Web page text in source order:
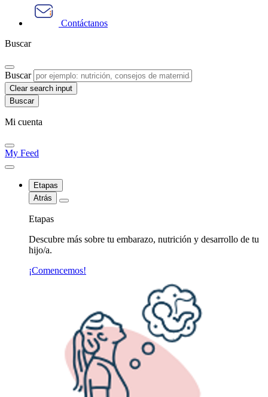
Contáctanos
Buscar
Buscar
Clear search input
Mi cuenta
My Feed
Etapas
Atrás
Etapas
Descubre más sobre tu embarazo, nutrición y desarrollo de tu
hijo/a.
¡Comencemos!